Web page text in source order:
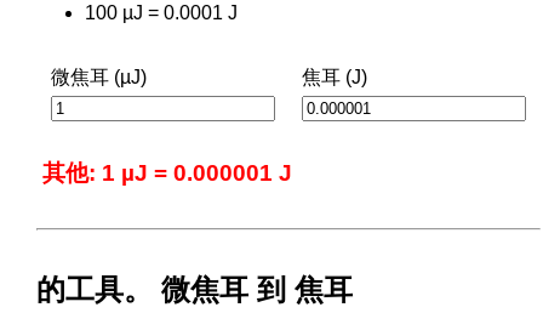
100 µJ = 0.0001 J
微焦耳 (µJ) 焦耳 (J)
其他: 1 µJ = 0.000001 J
的工具。 微焦耳 到 焦耳